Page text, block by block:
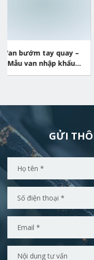
–
Van bướm
điện –
tạo của
GỬI